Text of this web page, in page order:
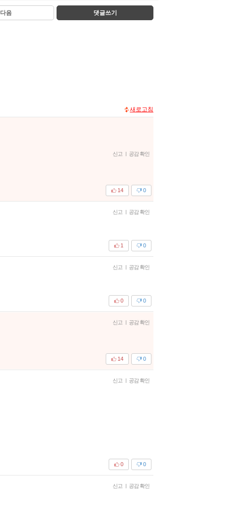
다음 댓글쓰기
새로고침
신고 | 공감 확인
0
14
신고 | 공감 확인
0
1
신고 | 공감 확인
0
0
신고 | 공감 확인
0
14
신고 | 공감 확인
0
0
신고 | 공감 확인